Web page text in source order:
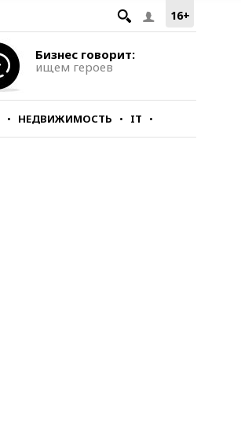
16+
Бизнес говорит:
ищем героев
НЕДВИЖИМОСТЬ IT